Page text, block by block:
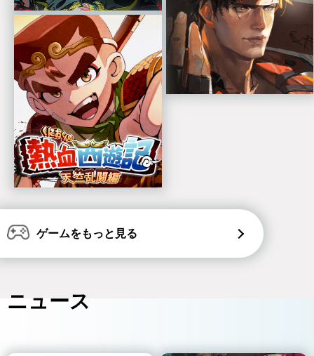
ゲームをもっと見る
ニュース